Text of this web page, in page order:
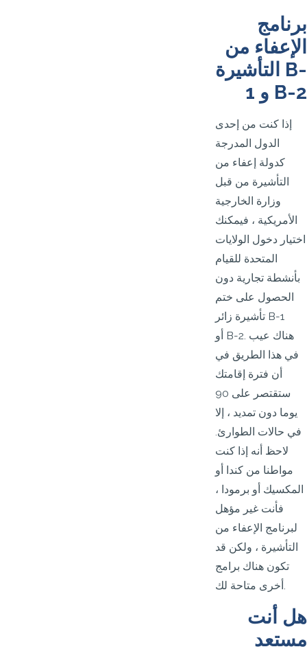
برنامج
الإعفاء من
التأشيرة B-
1 و B-2
إذا كنت من إحدى
الدول المدرجة
كدولة إعفاء من
التأشيرة من قبل
وزارة الخارجية
الأمريكية ، فيمكنك
اختيار دخول الولايات
المتحدة للقيام
بأنشطة تجارية دون
الحصول على ختم
تأشيرة زائر B-1
أو B-2. هناك عيب
في هذا الطريق في
أن فترة إقامتك
ستقتصر على 90
يوما دون تمديد ، إلا
في حالات الطوارئ.
لاحظ أنه إذا كنت
مواطنا من كندا أو
المكسيك أو برمودا ،
فأنت غير مؤهل
لبرنامج الإعفاء من
التأشيرة ، ولكن قد
تكون هناك برامج
هل أنت
مستعد